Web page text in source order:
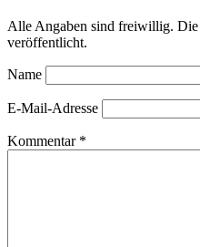
Alle Angaben sind freiwillig.
veröffentlicht.
Name
E-Mail-Adresse
Kommentar *